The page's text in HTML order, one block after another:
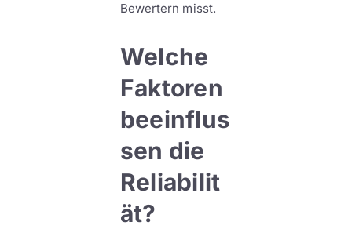
Bewertern misst.
Welche
Faktoren
beeinflus
sen die
Reliabilit
ät?